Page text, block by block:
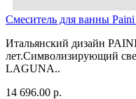
Смеситель для ванны
Итальянский дизайн
лет.Символизирующий
LAGUNA..
14 696.00 р.